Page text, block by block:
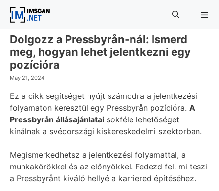
Skip
Dolgozz a Pressbyrån-nál: Ismerd
meg, hogyan lehet jelentkezni egy
pozícióra
May 21, 2024
Ez a cikk segítséget nyújt számodra a jelentkezési
folyamaton keresztül egy Pressbyrån pozícióra. A
Pressbyrån állásajánlatai sokféle lehetőséget
kínálnak a svédországi kiskereskedelmi szektorban.
Megismerkedhetsz a jelentkezési folyamattal, a
munkakörökkel és az előnyökkel. Fedezd fel, mi teszi
a Pressbyrånt kiváló hellyé a karriered építéséhez.